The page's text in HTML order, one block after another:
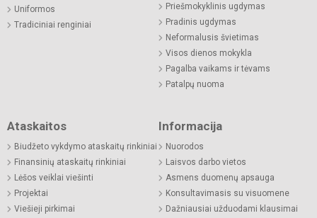
Uniformos
Tradiciniai renginiai
Priešmokyklinis ugdymas
Pradinis ugdymas
Neformalusis švietimas
Visos dienos mokykla
Pagalba vaikams ir tėvams
Patalpų nuoma
Ataskaitos
Biudžeto vykdymo ataskaitų rinkiniai
Finansinių ataskaitų rinkiniai
Lėšos veiklai viešinti
Projektai
Viešieji pirkimai
Informacija
Nuorodos
Laisvos darbo vietos
Asmens duomenų apsauga
Konsultavimasis su visuomene
Dažniausiai užduodami klausimai